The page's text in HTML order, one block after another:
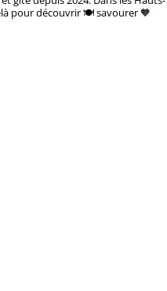
pour découvrir 🍽️ savourer 🧡